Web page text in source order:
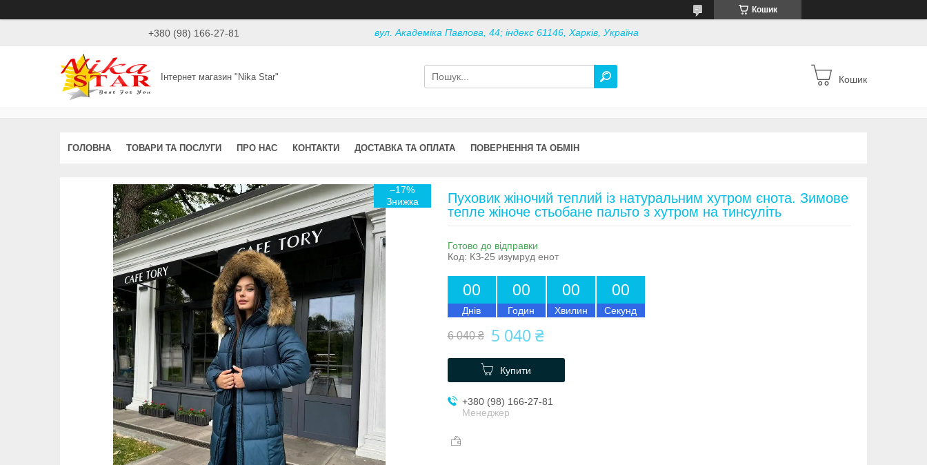
Кошик
+380 (98) 166-27-81 вул. Академіка Павлова, 44; індекс 61146, Харків, Україна
Інтернет магазин "Nika Star" Кошик
ГОЛОВНА ТОВАРИ ТА ПОСЛУГИ ПРО НАС КОНТАКТИ ДОСТАВКА ТА ОПЛАТА ПОВЕРНЕННЯ ТА ОБМІН
–17%
Пуховик жіночий теплий із натуральним хутром єнота. Зимове
тепле жіноче стьобане пальто з хутром на тинсуліть
Готово до відправки
Код: КЗ-25 изумруд енот
00
Днів
00
Годин
00
Хвилин
00
Секунд
6 040 ₴ 5 040 ₴
Купити
+380 (98) 166-27-81
Менеджер